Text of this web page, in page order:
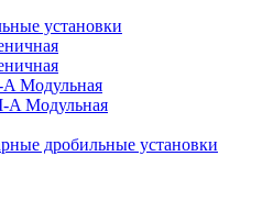
установки
Модульная
A Модульная
дробильные установки